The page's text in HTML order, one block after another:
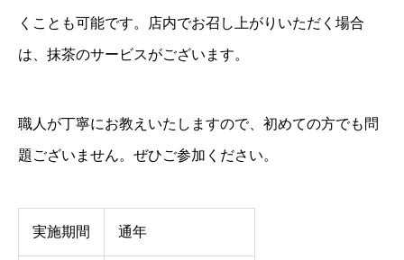
くことも可能です。店内でお召し上がりいただく場合
は、抹茶のサービスがございます。
職人が丁寧にお教えいたしますので、初めての方でも問
題ございません。ぜひご参加ください。
実施期間 通年